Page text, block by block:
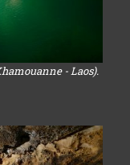
- Laos).